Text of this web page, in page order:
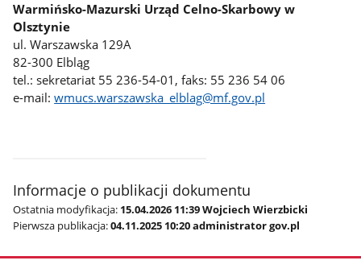
Warmińsko-Mazurski Urząd Celno-Skarbowy w
Olsztynie
ul. Warszawska 129A
82-300 Elbląg
tel.: sekretariat 55 236-54-01, faks: 55 236 54 06
e-mail:wmucs.warszawska_elblag@mf.gov.pl
Informacje o publikacji dokumentu
Ostatnia modyfikacja: 15.04.2026 11:39 Wojciech Wierzbicki
Pierwsza publikacja:04.11.2025 10:20 administrator gov.pl